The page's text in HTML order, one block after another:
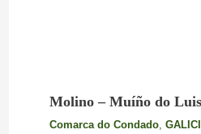
Molino – Muíño do Luis
Comarca do Condado,